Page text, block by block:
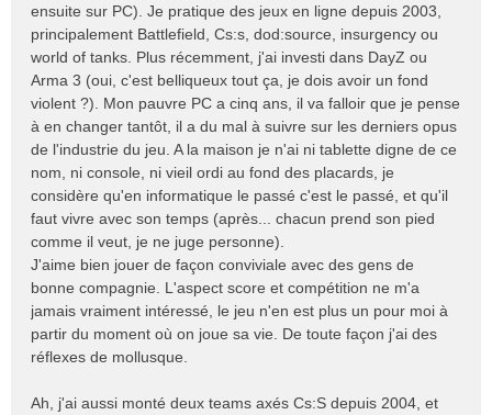
ensuite sur PC). Je pratique des jeux en ligne depuis 2003,
principalement Battlefield, Cs:s, dod:source, insurgency ou
world of tanks. Plus récemment, j'ai investi dans DayZ ou
Arma 3 (oui, c'est belliqueux tout ça, je dois avoir un fond
violent ?). Mon pauvre PC a cinq ans, il va falloir que je pense
à en changer tantôt, il a du mal à suivre sur les derniers opus
de l'industrie du jeu. A la maison je n'ai ni tablette digne de ce
nom, ni console, ni vieil ordi au fond des placards, je
considère qu'en informatique le passé c'est le passé, et qu'il
faut vivre avec son temps (après... chacun prend son pied
comme il veut, je ne juge personne).
J'aime bien jouer de façon conviviale avec des gens de
bonne compagnie. L'aspect score et compétition ne m'a
jamais vraiment intéressé, le jeu n'en est plus un pour moi à
partir du moment où on joue sa vie. De toute façon j'ai des
réflexes de mollusque.
Ah, j'ai aussi monté deux teams axés Cs:S depuis 2004, et